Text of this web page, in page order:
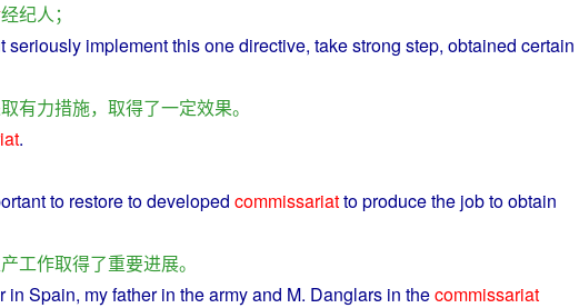
经纪人；
seriously implementthisonedirective, takestrong step, obtained certain
有力措施， 取得了一定效果。
.
to restoretodeveloped commissariattoproducethe jobtoobtain
工作取得了重要进展。
in Spain, myfatherin thearmyand M. Danglars in thecommissariat